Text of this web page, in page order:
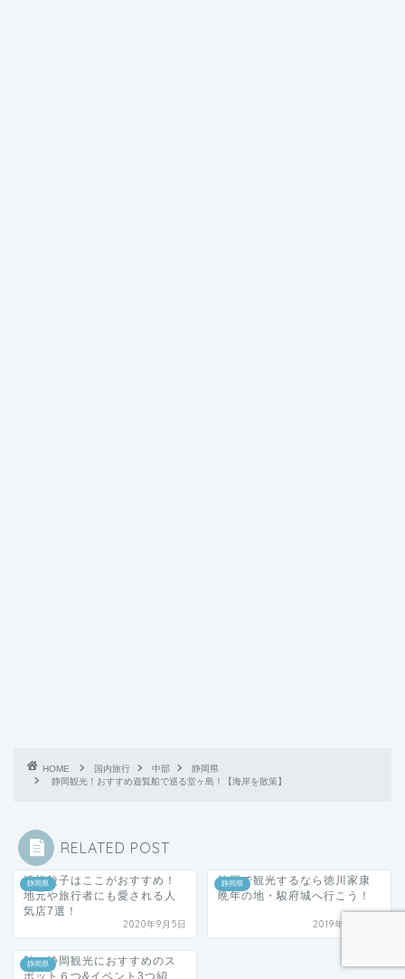
HOME 国内旅行 中部
静岡県
静岡観光！おすすめ遊覧船で巡る堂ヶ島！【海岸を散策】
RELATED POST
静岡県
浜松餃子はここがおすすめ！
地元や旅行者にも愛される人
気店7選！
2020年9月5日
静岡県
静岡で観光するなら徳川家康
晩年の地・駿府城へ行こう！
2019年3月23日
静岡県
秋の静岡観光におすすめのス
ポット６つ&イベント3つ紹